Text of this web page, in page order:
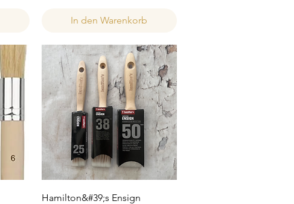
In den Warenkorb
Schnellansicht
Hamilton&#39;s Ensign